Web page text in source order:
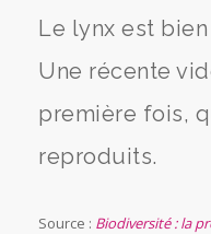
Le lynx est bien
Une récente
première fois,
reproduits.
Source : Biodiversité : la